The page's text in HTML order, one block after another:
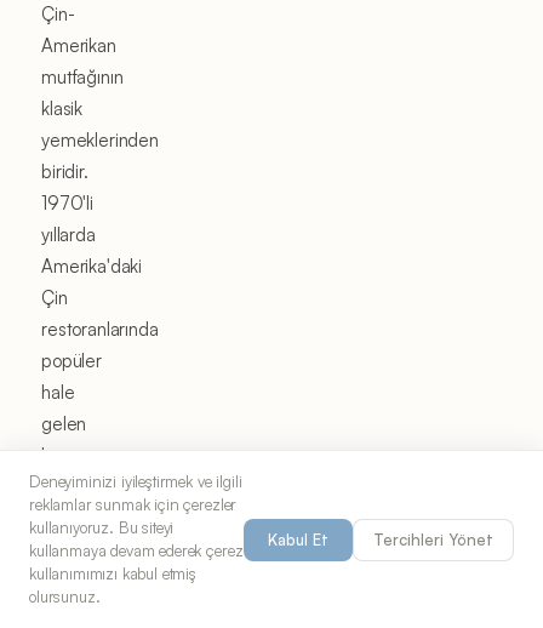
Çin-
Amerikan
mutfağının
klasik
yemeklerinden
biridir.
1970'li
yıllarda
Amerika'daki
Çin
restoranlarında
popüler
hale
gelen
bu
yemek,
geleneksel
Çin
mutfağından
Deneyiminizi iyileştirmek ve ilgili
reklamlar sunmak için çerezler
kullanıyoruz. Bu siteyi
kullanmaya devam ederek çerez
kullanımımızı kabul etmiş
olursunuz.
Kabul Et Tercihleri Yönet